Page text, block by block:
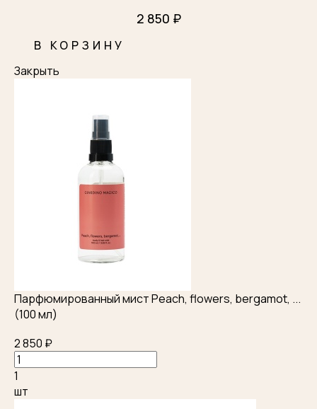
2 850 ₽
В КОРЗИНУ
Закрыть
Парфюмированный мист Peach, flowers, bergamot, ...
(100 мл)
2 850 ₽
1
шт